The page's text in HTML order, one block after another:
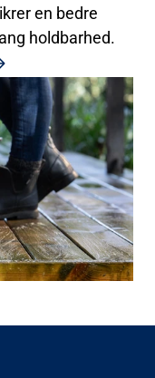
en bedre
holdbarhed.